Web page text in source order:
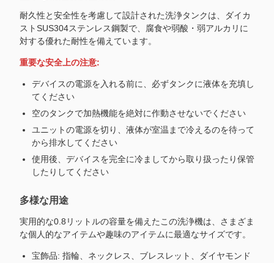
耐久性と安全性を考慮して設計された洗浄タンクは、ダイカ
ストSUS304ステンレス鋼製で、腐食や弱酸・弱アルカリに
対する優れた耐性を備えています。
重要な安全上の注意:
デバイスの電源を入れる前に、必ずタンクに液体を充填し
てください
空のタンクで加熱機能を絶対に作動させないでください
ユニットの電源を切り、液体が室温まで冷えるのを待って
から排水してください
使用後、デバイスを完全に冷ましてから取り扱ったり保管
したりしてください
多様な用途
実用的な0.8リットルの容量を備えたこの洗浄機は、さまざま
な個人的なアイテムや趣味のアイテムに最適なサイズです。
宝飾品: 指輪、ネックレス、ブレスレット、ダイヤモンド